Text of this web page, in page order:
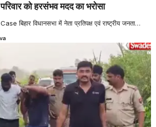
को हरसंभव मदद का भरोसा
बिहार विधानसभा में नेता प्रतिपक्ष एवं राष्ट्रीय जनता…